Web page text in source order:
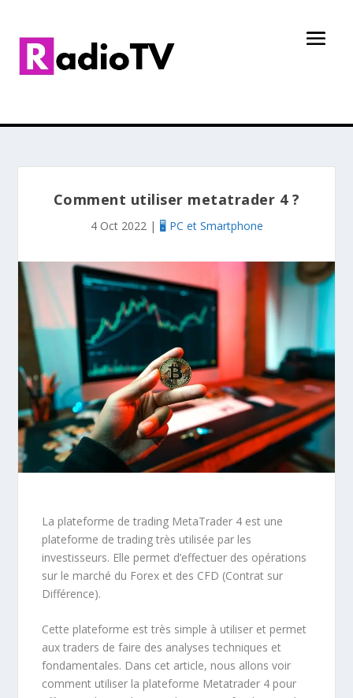
Comment utiliser metatrader 4 ?
4 Oct 2022| 🖥️ PC et Smartphone
La plateforme de trading MetaTrader 4 est une
plateforme de trading très utilisée par les
investisseurs. Elle permet d’effectuer des opérations
sur le marché du Forex et des CFD (Contrat sur
Différence).
Cette plateforme est très simple à utiliser et permet
aux traders de faire des analyses techniques et
fondamentales. Dans cet article, nous allons voir
comment utiliser la plateforme Metatrader 4 pour